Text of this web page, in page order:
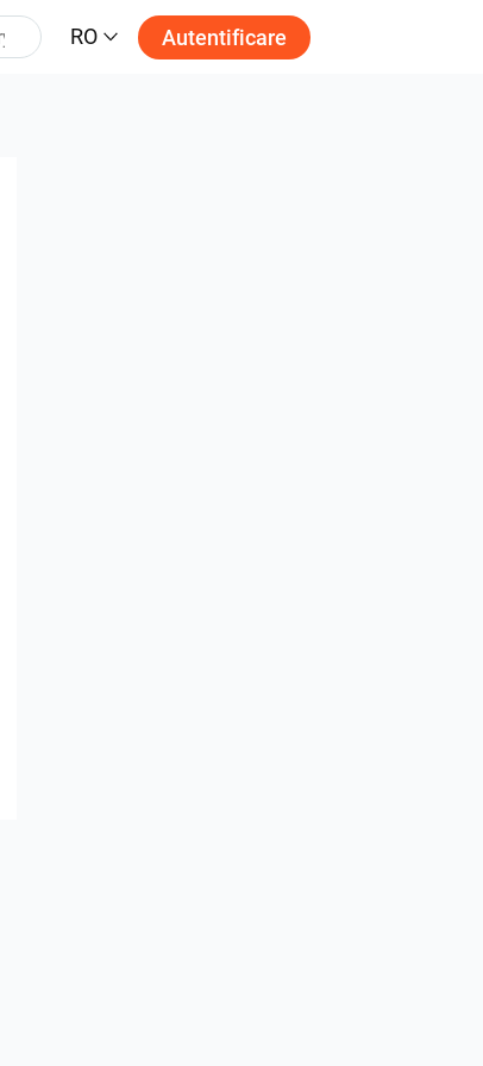
RO Autentificare